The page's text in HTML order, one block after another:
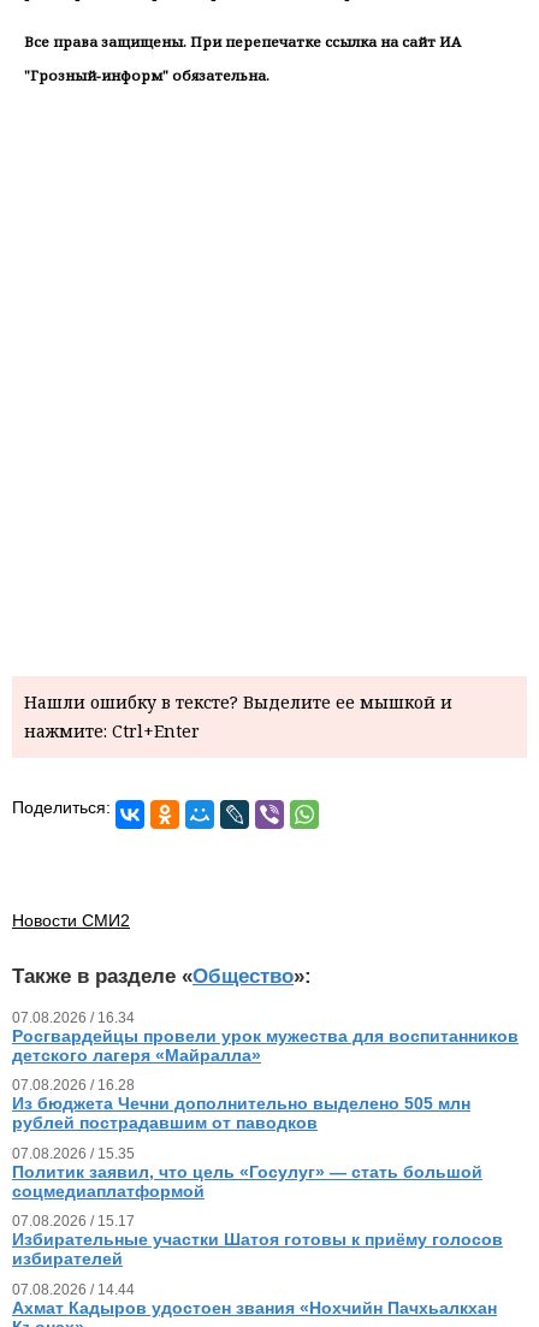
Все права защищены. При перепечатке ссылка на сайт ИА
"Грозный-информ" обязательна.
Нашли ошибку в тексте? Выделите ее мышкой и
нажмите: Ctrl+Enter
Поделиться:
Новости СМИ2
Также в разделе «Общество»:
07.08.2026 / 16.34
Росгвардейцы провели урок мужества для воспитанников
детского лагеря «Майралла»
07.08.2026 / 16.28
Из бюджета Чечни дополнительно выделено 505 млн
рублей пострадавшим от паводков
07.08.2026 / 15.35
Политик заявил, что цель «Госулуг» — стать большой
соцмедиаплатформой
07.08.2026 / 15.17
Избирательные участки Шатоя готовы к приёму голосов
избирателей
07.08.2026 / 14.44
Ахмат Кадыров удостоен звания «Нохчийн Пачхьалкхан